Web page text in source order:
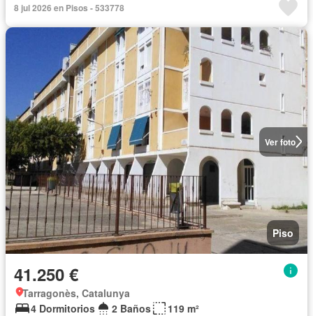
8 jul 2026 en Pisos - 533778
Ver foto
Piso
41.250 €
Tarragonès, Catalunya
4 Dormitorios
2 Baños 119 m²